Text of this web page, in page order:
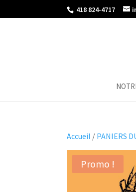
418 824-4717
Accueil / PANIERS
Promo !